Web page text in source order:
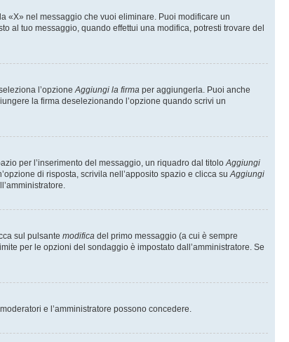
«X» nel messaggio che vuoi eliminare. Puoi modificare un
al tuo messaggio, quando effettui una modifica, potresti trovare del
l’opzioneAggiungi la firma per aggiungerla. Puoi anche
la firma deselezionando l’opzione quando scrivi un
per l’inserimento del messaggio, un riquadro dal titoloAggiungi
di risposta, scrivila nell’apposito spazio e clicca suAggiungi
sul pulsante modifica del primo messaggio (a cui è sempre
per le opzioni del sondaggio è impostato dall’amministratore. Se
e l’amministratore possono concedere.